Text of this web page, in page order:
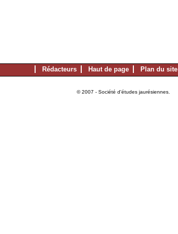
Rédacteurs Haut de page Plan du site
© 2007 - Société d'études jaurésiennes.